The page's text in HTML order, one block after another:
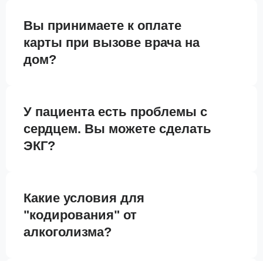
Вы принимаете к оплате
карты при вызове врача на
дом?
У пациента есть проблемы с
сердцем. Вы можете сделать
ЭКГ?
Какие условия для
"кодирования" от
алкоголизма?